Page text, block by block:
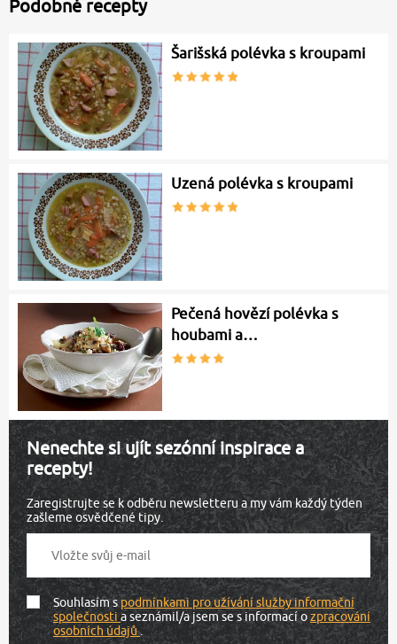
Podobné recepty
Šarišská polévka s kroupami
Uzená polévka s kroupami
Pečená hovězí polévka s
houbami a…
Nenechte si ujít sezónní inspirace a
recepty!
Zaregistrujte se k odběru newsletteru a my vám každý týden
zašleme osvědčené tipy.
Souhlasím spodmínkami pro užívání služby informační
společnostia seznámil/a jsem se s informací ozpracování
osobních údajů.